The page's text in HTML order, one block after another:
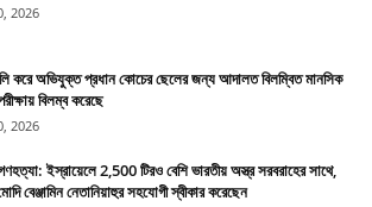
2026
করে অভিযুক্ত প্রধান কোচের ছেলের জন্য আদালত বিলম্বিত মানসিক
বিলম্ব করেছে
2026
ইস্রায়েলে 2,500 টিরও বেশি ভারতীয় অস্ত্র সরবরাহের সাথে,
বেঞ্জামিন নেতানিয়াহুর সহযোগী স্বীকার করেছেন